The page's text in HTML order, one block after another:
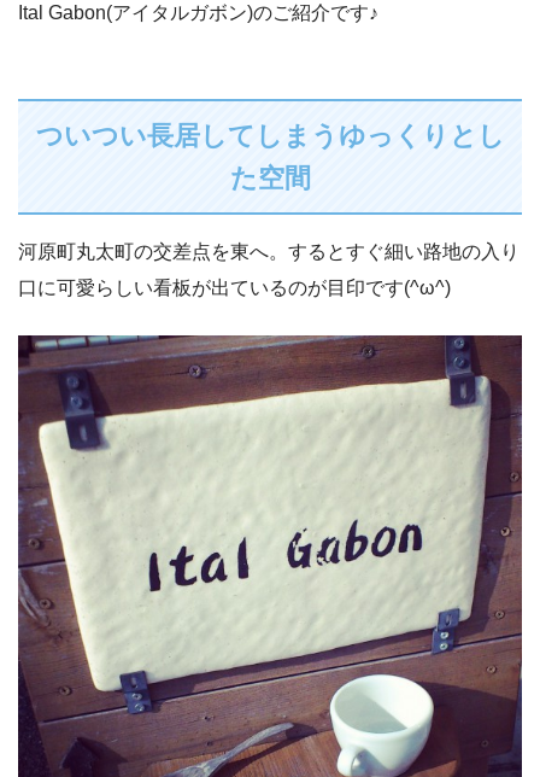
Ital Gabon(アイタルガボン)のご紹介です♪
ついつい長居してしまうゆっくりとし
た空間
河原町丸太町の交差点を東へ。するとすぐ細い路地の入り
口に可愛らしい看板が出ているのが目印です(^ω^)